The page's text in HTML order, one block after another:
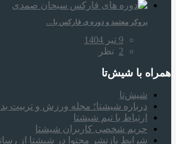
بروکر معتمد و دوره‌ ی فارکس با…
9 تیر 1404
2 نظر
همراه‌ با شیش‌تا
شیش‌تا
درباره شیشتا؛ مجله ورزش و تربیت
ارتباط با تیم شیشتا
حریم شخصی کاربران شیشتا
شرایط بازنشر محتوا در شیشتا از